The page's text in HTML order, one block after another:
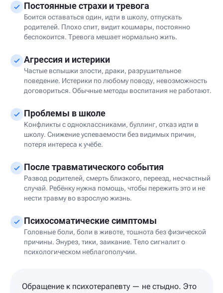
Постоянные страхи и тревога
Боится оставаться один, идти в школу, отпускать
родителей. Плохо спит, видит кошмары, постоянно
беспокоится. Тревога мешает нормально жить.
Агрессия и истерики
Частые вспышки злости, драки, разрушительное
поведение. Истерики по любому поводу, невозможность
договориться. Обычные методы воспитания не работают.
Проблемы в школе
Конфликты с одноклассниками, буллинг, отказ идти в
школу. Снижение успеваемости без видимых причин,
потеря интереса к учёбе.
После травматического события
Развод родителей, смерть близкого, переезд, несчастный
случай. Ребёнку нужна помощь, чтобы пережить это и не
нести травму во взрослую жизнь.
Психосоматические симптомы
Головные боли, боли в животе, тошнота без физической
причины. Энурез, тики, заикание. Тело сигналит о
психологическом неблагополучии.
Обращение к психотерапевту — не стыдно. Это